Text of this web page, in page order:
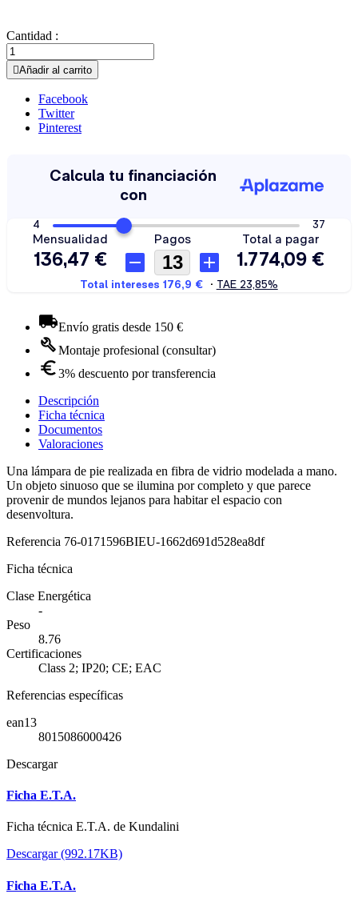
Cantidad :
Añadir al carrito
Facebook
Twitter
Pinterest
Envío gratis desde 150 €
Montaje profesional (consultar)
3% descuento por transferencia
Descripción
Ficha técnica
Documentos
Valoraciones
Una lámpara de pie realizada en fibra de vidrio modelada a mano.
Un objeto sinuoso que se ilumina por completo y que parece
provenir de mundos lejanos para habitar el espacio con
desenvoltura.
Referencia 76-0171596BIEU-1662d691d528ea8df
Ficha técnica
Clase Energética
-
Peso
8.76
Certificaciones
Class 2; IP20; CE; EAC
Referencias específicas
ean13
8015086000426
Descargar
Ficha E.T.A.
Ficha técnica E.T.A. de Kundalini
Descargar (992.17KB)
Ficha E.T.A.